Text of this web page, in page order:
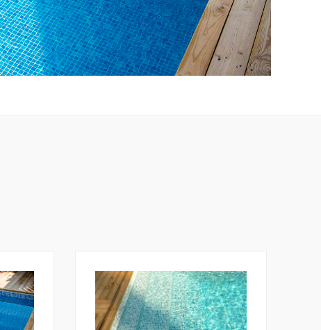
oss via kontaktformuläret eller ring din lokala
mer information och offert.
du väljer du en pool med invändig trappa ska poolliner för